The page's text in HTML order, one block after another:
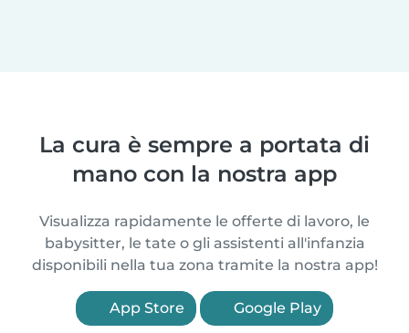
La cura è sempre a portata di
mano con la nostra app
Visualizza rapidamente le offerte di lavoro, le
babysitter, le tate o gli assistenti all'infanzia
disponibili nella tua zona tramite la nostra app!
App Store Google Play